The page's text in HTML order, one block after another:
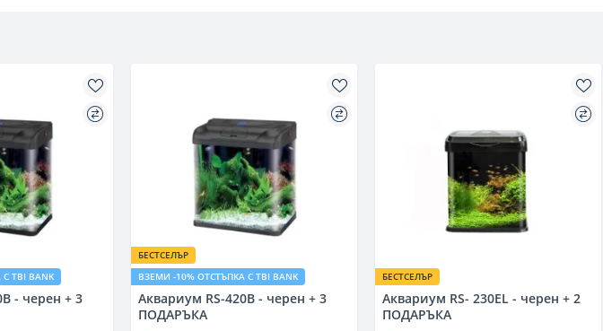
TBI BANK
- черен + 3
БЕСТСЕЛЪР
ВЗЕМИ -10% ОТСТЪПКА С TBI BANK
Аквариум RS-420B - черен + 3
ПОДАРЪКА
БЕСТСЕЛЪР
Аквариум RS- 230EL - черен + 2
ПОДАРЪКА